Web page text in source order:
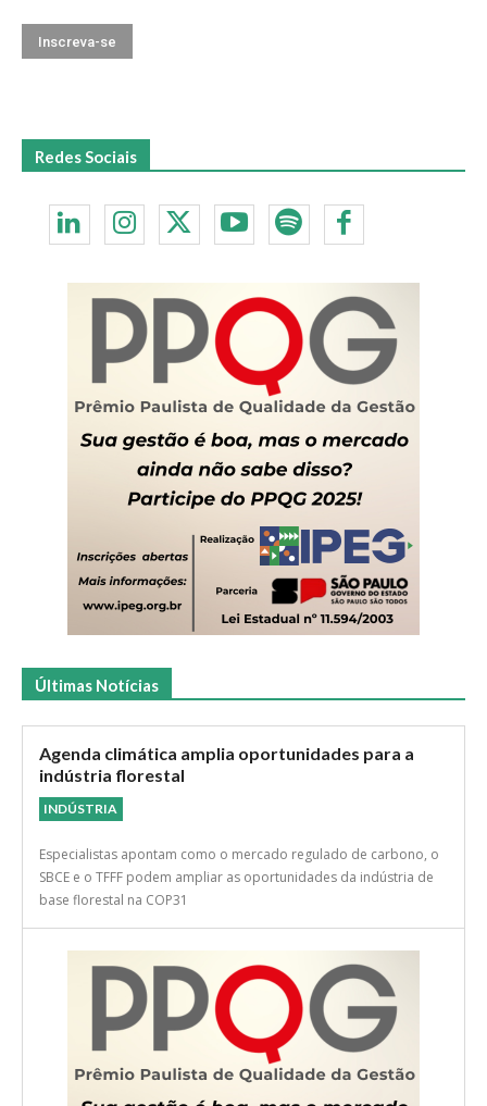
Redes Sociais
Últimas Notícias
Agenda climática amplia oportunidades para a
indústria florestal
INDÚSTRIA
Especialistas apontam como o mercado regulado de carbono, o
SBCE e o TFFF podem ampliar as oportunidades da indústria de
base florestal na COP31